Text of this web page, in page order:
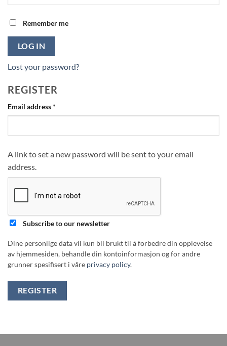
Remember me
LOG IN
Lost your password?
REGISTER
Email address*
A link to set a new password will be sent to your email
address.
Subscribe to our newsletter
Dine personlige data vil kun bli brukt til å forbedre din opplevelse
av hjemmesiden, behandle din kontoinformasjon og for andre
grunner spesifisert i våre privacy policy.
REGISTER